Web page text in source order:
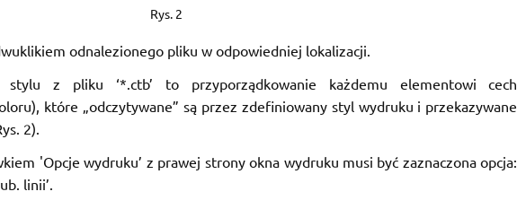
Rys. 2
odnalezionego pliku w odpowiedniej lokalizacji.
stylu z pliku ‘*.ctb’ to przyporządkowanie każdemu elementowi cech
które „odczytywane” są przez zdefiniowany styl wydruku i przekazywane
2).
'Opcje wydruku’ z prawej strony okna wydruku musi być zaznaczona opcja:
linii’.